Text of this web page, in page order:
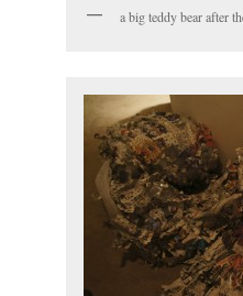
a big teddy bear after